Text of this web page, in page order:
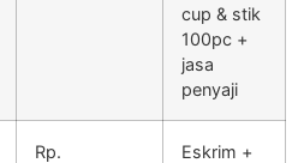
cup & stik
100pc +
jasa
penyaji
Rp.
Eskrim +